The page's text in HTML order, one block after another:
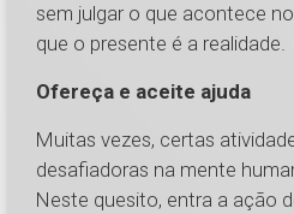
sem julgar o que acontece
que o presente é a realidade.
Ofereça e aceite ajuda
Muitas vezes, certas
desafiadoras na mente
Neste quesito, entra a ação